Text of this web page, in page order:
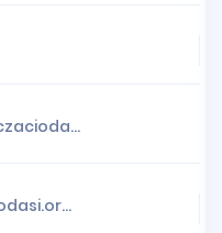
yonetim@balikesireczaciodasi.org.tr
www.balikesireczaciodasi.org.tr